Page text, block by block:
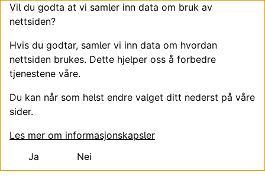
Vil du godta at vi samler inn data om bruk av
nettsiden?
Hvis du godtar, samler vi inn data om hvordan
nettsiden brukes. Dette hjelper oss å forbedre
tjenestene våre.
Du kan når som helst endre valget ditt nederst på våre
sider.
Les mer om informasjonskapsler
Ja
Nei